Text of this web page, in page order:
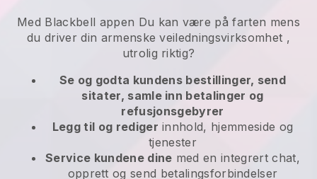
Med Blackbell appen Du kan være på farten mens
du driver din armenske veiledningsvirksomhet ,
utrolig riktig?
Se og godta kundens bestillinger, send
sitater, samle inn betalinger og
refusjonsgebyrer
Legg til og rediger innhold, hjemmeside og
tjenester
Service kundene dine med en integrert chat,
opprett og send betalingsforbindelser